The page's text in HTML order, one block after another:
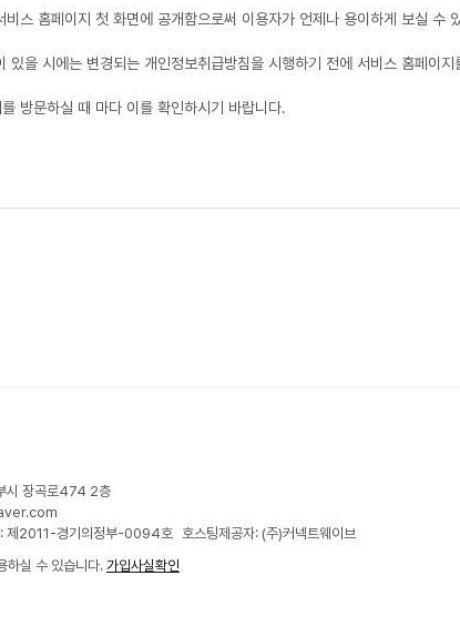
스 홈페이지 첫 화면에 공개함으로써 이용자가 언제나 용이하게 보실 수
을 시에는 변경되는 개인정보취급방침을 시행하기 전에 서비스 홈페이
방문하실 때 마다 이를 확인하시기 바랍니다.
시 장곡로474 2층
: 제2011-경기의정부-0094호 호스팅제공자: (주)커넥트웨이브
하실 수 있습니다.가입사실확인